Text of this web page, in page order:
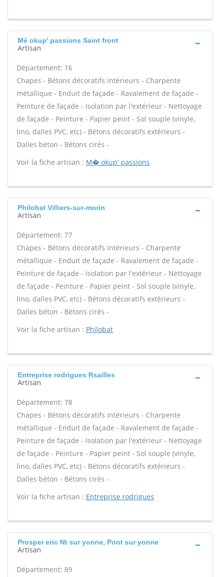
Mé okup' passions Saint front
Artisan
Département: 16
Chapes - Bétons décoratifs intérieurs - Charpente
métallique - Enduit de façade - Ravalement de façade -
Peinture de façade - Isolation par l'extérieur - Nettoyage
de façade - Peinture - Papier peint - Sol souple (vinyle,
lino, dalles PVC, etc) - Bétons décoratifs extérieurs -
Dalles béton - Bétons cirés -
Voir la fiche artisan : M� okup' passions
Philobat Villiers-sur-morin
Artisan
Département: 77
Chapes - Bétons décoratifs intérieurs - Charpente
métallique - Enduit de façade - Ravalement de façade -
Peinture de façade - Isolation par l'extérieur - Nettoyage
de façade - Peinture - Papier peint - Sol souple (vinyle,
lino, dalles PVC, etc) - Bétons décoratifs extérieurs -
Dalles béton - Bétons cirés -
Voir la fiche artisan : Philobat
Entreprise rodrigues Rsailles
Artisan
Département: 78
Chapes - Bétons décoratifs intérieurs - Charpente
métallique - Enduit de façade - Ravalement de façade -
Peinture de façade - Isolation par l'extérieur - Nettoyage
de façade - Peinture - Papier peint - Sol souple (vinyle,
lino, dalles PVC, etc) - Bétons décoratifs extérieurs -
Dalles béton - Bétons cirés -
Voir la fiche artisan : Entreprise rodrigues
Prosper eric Nt sur yonne, Pont sur yonne
Artisan
Département: 89